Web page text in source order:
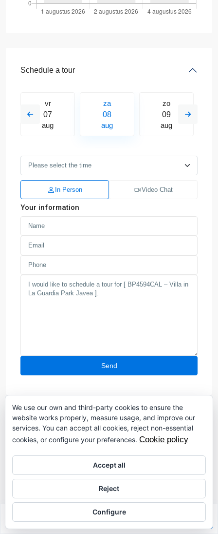
Schedule a tour
vr
07
aug
za
08
aug
zo
09
aug
In Person Video Chat
Your information
Property Reviews
in order to post a review
Similar Listings
Javea
We use our own and third-party cookies to ensure the
website works properly, measure usage, and improve our
services. You can accept all cookies, reject non-essential
cookies, or configure your preferences. Cookie policy
Accept all
Reject
Configure